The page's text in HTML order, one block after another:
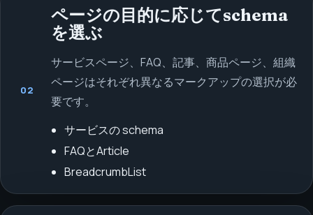
02
ページの目的に応じてschema
を選ぶ
サービスページ、FAQ、記事、商品ページ、組織
ページはそれぞれ異なるマークアップの選択が必
要です。
サービスの schema
FAQとArticle
BreadcrumbList